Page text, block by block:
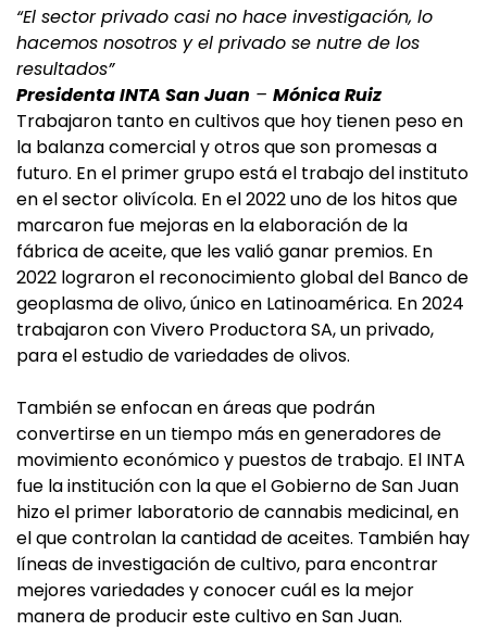
“El sector privado casi no hace investigación, lo
hacemos nosotros y el privado se nutre de los
resultados”
Presidenta INTA San Juan – Mónica Ruiz
Trabajaron tanto en cultivos que hoy tienen peso en
la balanza comercial y otros que son promesas a
futuro. En el primer grupo está el trabajo del instituto
en el sector olivícola. En el 2022 uno de los hitos que
marcaron fue mejoras en la elaboración de la
fábrica de aceite, que les valió ganar premios. En
2022 lograron el reconocimiento global del Banco de
geoplasma de olivo, único en Latinoamérica. En 2024
trabajaron con Vivero Productora SA, un privado,
para el estudio de variedades de olivos.
También se enfocan en áreas que podrán
convertirse en un tiempo más en generadores de
movimiento económico y puestos de trabajo. El INTA
fue la institución con la que el Gobierno de San Juan
hizo el primer laboratorio de cannabis medicinal, en
el que controlan la cantidad de aceites. También hay
líneas de investigación de cultivo, para encontrar
mejores variedades y conocer cuál es la mejor
manera de producir este cultivo en San Juan.